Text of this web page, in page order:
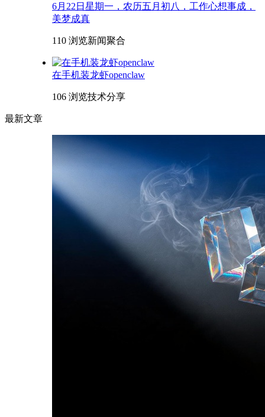
6月22日星期一，农历五月初八，工作心想事成，
美梦成真
110 浏览新闻聚合
在手机装龙虾openclaw
106 浏览技术分享
最新文章